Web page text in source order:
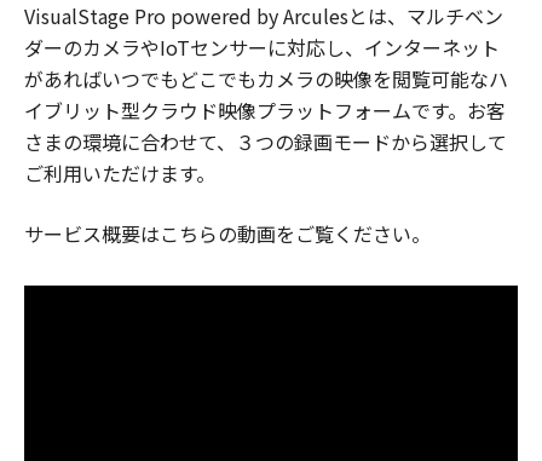
VisualStage Pro powered by Arculesとは、マルチベン
ダーのカメラやIoTセンサーに対応し、インターネット
があればいつでもどこでもカメラの映像を閲覧可能なハ
イブリット型クラウド映像プラットフォームです。お客
さまの環境に合わせて、３つの録画モードから選択して
ご利用いただけます。
サービス概要はこちらの動画をご覧ください。